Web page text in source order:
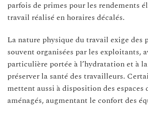
parfois de primes pour les rendements
travail réalisé en horaires décalés.
La nature physique du travail exige des
souvent organisées par les exploitants,
particulière portée à l’hydratation et à
préserver la santé des travailleurs.
mettent aussi à disposition des espaces
aménagés, augmentant le confort des